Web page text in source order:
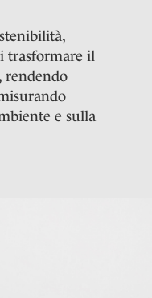
trasformare il
rendendo
e sulla